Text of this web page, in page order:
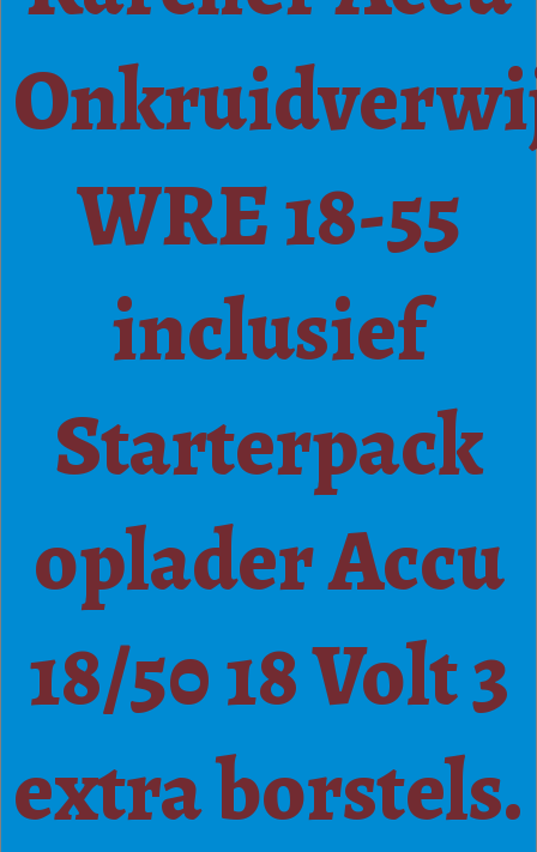
WRE 18-55
inclusief
Starterpack
oplader Accu
18/50 18 Volt 3
extra borstels.